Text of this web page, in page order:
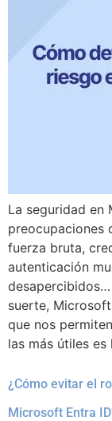
La seguridad en
preocupaciones
fuerza bruta,
autenticación
suerte,
que nos
las más útiles
¿Cómo evitar el
Microsoft Entra